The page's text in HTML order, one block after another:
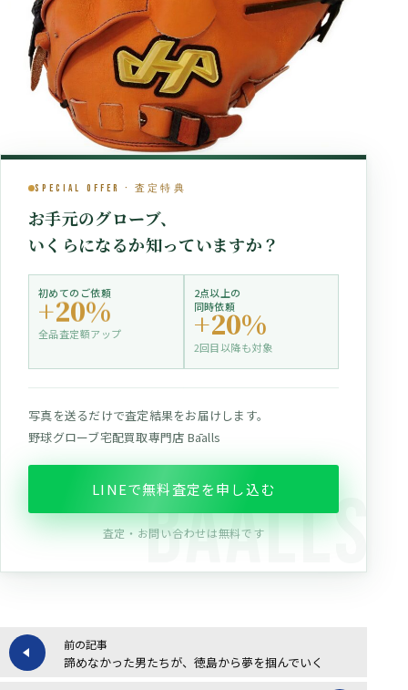
Special Offer · 査定特典
お手元のグローブ、
いくらになるか知っていますか？
初めてのご依頼
+20%
全品査定額アップ
2点以上の
同時依頼
+20%
2回目以降も対象
写真を送るだけで査定結果をお届けします。
野球グローブ宅配買取専門店 Bāalls
LINEで無料査定を申し込む
査定・お問い合わせは無料です
前の記事
諦めなかった男たちが、徳島から夢を掴んでいく